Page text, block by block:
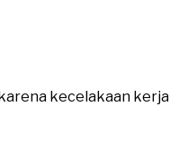
kecelakaan kerja